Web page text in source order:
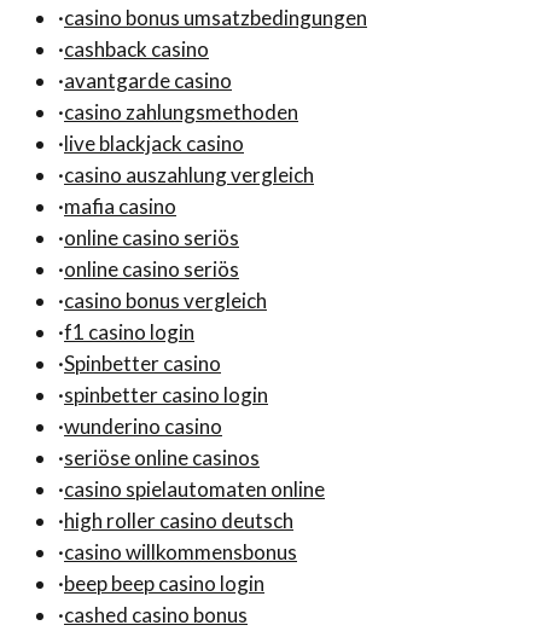
·casino bonus umsatzbedingungen
·cashback casino
·avantgarde casino
·casino zahlungsmethoden
·live blackjack casino
·casino auszahlung vergleich
·mafia casino
·online casino seriös
·online casino seriös
·casino bonus vergleich
·f1 casino login
·Spinbetter casino
·spinbetter casino login
·wunderino casino
·seriöse online casinos
·casino spielautomaten online
·high roller casino deutsch
·casino willkommensbonus
·beep beep casino login
·cashed casino bonus